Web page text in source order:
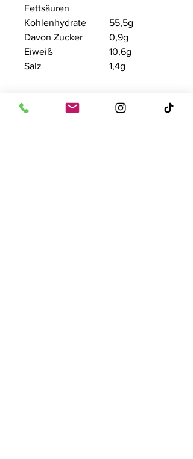
Fettsäuren
Kohlenhydrate
Davon Zucker
55,5g
0,9g
Eiweiß
10,6g
Salz
1,4g